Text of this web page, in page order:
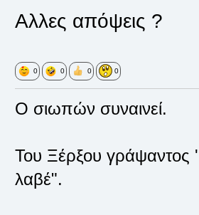
Αλλες απόψεις ?
0 0 0 0
Ο σιωπών συναινεί.
Του Ξέρξου
λαβέ".